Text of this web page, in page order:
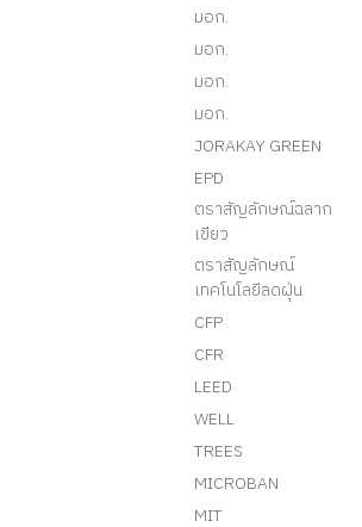
มอก.
มอก.
มอก.
มอก.
JORAKAY GREEN
EPD
ตราสัญลักษณ์ฉลาก
เขียว
ตราสัญลักษณ์
เทคโนโลยีลดฝุ่น
CFP
CFR
LEED
WELL
TREES
MICROBAN
MIT